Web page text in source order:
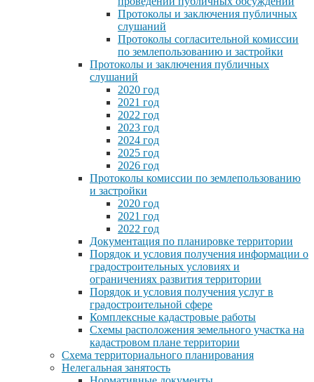
Протоколы и заключения публичных
слушаний
Протоколы согласительной комиссии
по землепользованию и застройки
Протоколы и заключения публичных
слушаний
2020 год
2021 год
2022 год
2023 год
2024 год
2025 год
2026 год
Протоколы комиссии по землепользованию
и застройки
2020 год
2021 год
2022 год
Документация по планировке территории
Порядок и условия получения информации о
градостроительных условиях и
ограничениях развития территории
Порядок и условия получения услуг в
градостроительной сфере
Комплексные кадастровые работы
Схемы расположения земельного участка на
кадастровом плане территории
Схема территориального планирования
Нелегальная занятость